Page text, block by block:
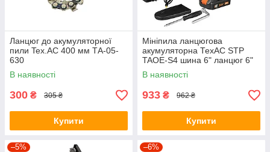
Ланцюг до акумуляторної
пили Tex.AC 400 мм ТА-05-
630
В наявності
300 ₴ 305 ₴
Купити
Мініпила ланцюгова
акумуляторна ТехАС STP
TAOE-S4 шина 6" ланцюг 6"
В наявності
933 ₴ 962 ₴
Купити
–5% –6%